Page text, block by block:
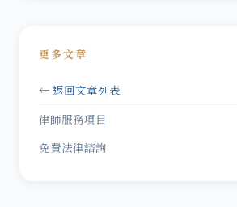
更多文章
← 返回文章列表
律師服務項目
免費法律諮詢